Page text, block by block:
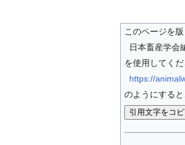
このページを
日本畜産学会
を使用してく
https://
のようにする
引用文字をコ